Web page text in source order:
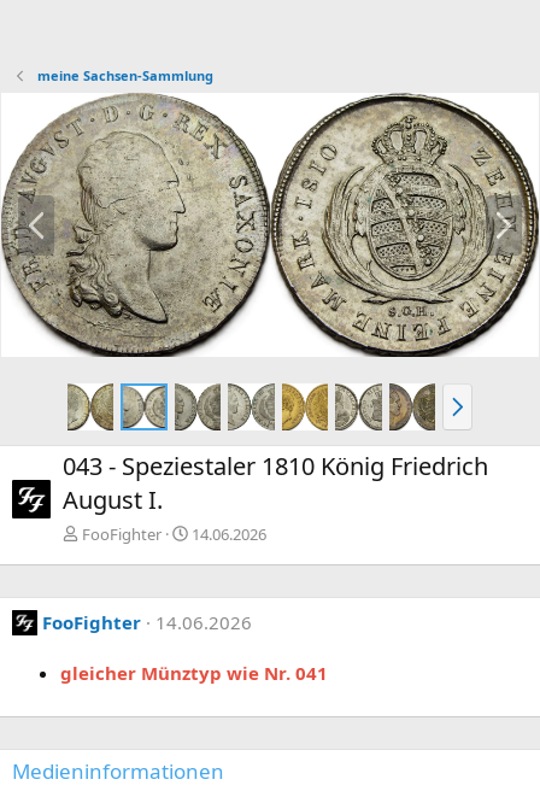
meine Sachsen-Sammlung
V
o
r
h
e
N
ä
c
h
s
t
N
ä
c
h
043 - Speziestaler 1810 König Friedrich
August I.
FooFighter 14.06.2026
FooFighter 14.06.2026
gleicher Münztyp wie Nr. 041
Medieninformationen